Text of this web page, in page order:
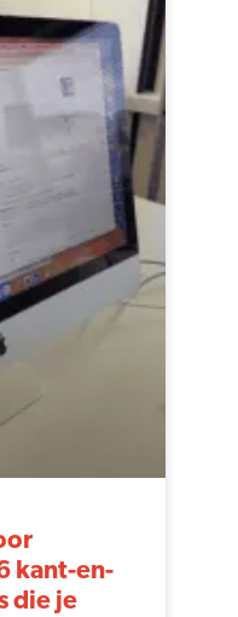
kant-en-
die je